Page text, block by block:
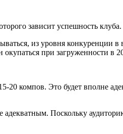
зависит успешность клуба.
из уровня конкуренции
при загруженности в
компов. Это будет вполне
Поскольку